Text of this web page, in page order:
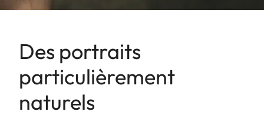
Des portraits
particulièrement
naturels